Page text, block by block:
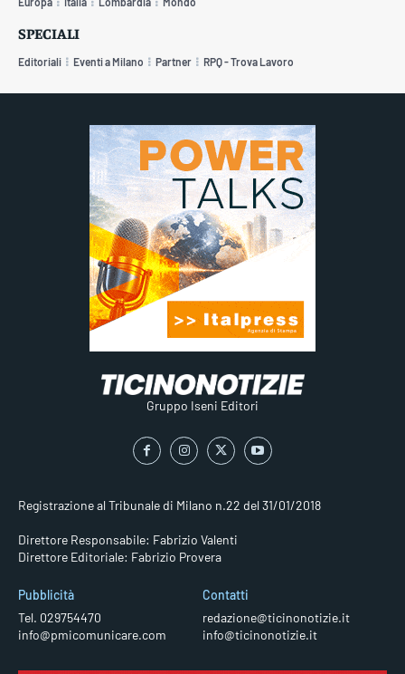
SPECIALI
Editoriali Eventi a Milano Partner RPQ - Trova Lavoro
Gruppo Iseni Editori
Registrazione al Tribunale di Milano n.22 del 31/01/2018
Direttore Responsabile: Fabrizio Valenti
Direttore Editoriale: Fabrizio Provera
Pubblicità
Tel. 029754470
info@pmicomunicare.com
Contatti
redazione@ticinonotizie.it
info@ticinonotizie.it